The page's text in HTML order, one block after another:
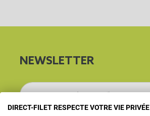
NEWSLETTER
DIRECT-FILET RESPECTE VOTRE VIE PRIVÉE